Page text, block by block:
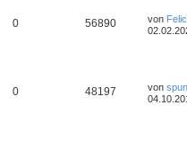
0 56890 von
0 48197 von